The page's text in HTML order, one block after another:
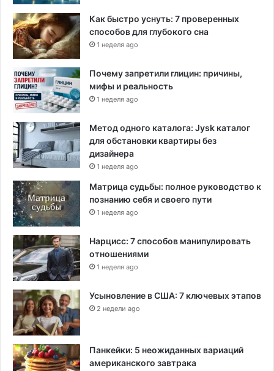
Как быстро уснуть: 7 проверенных
способов для глубокого сна
1 неделя ago
Почему запретили глицин: причины,
мифы и реальность
1 неделя ago
Метод одного каталога: Jysk каталог
для обстановки квартиры без
дизайнера
1 неделя ago
Матрица судьбы: полное руководство к
познанию себя и своего пути
1 неделя ago
Нарцисс: 7 способов манипулировать
отношениями
1 неделя ago
Усыновление в США: 7 ключевых этапов
2 недели ago
Панкейки: 5 неожиданных вариаций
американского завтрака